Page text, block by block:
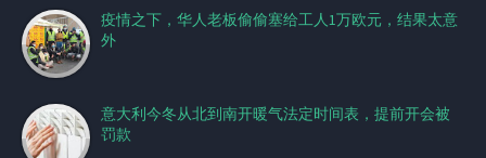
疫情之下，华人老板偷偷塞给工人1万欧元，结果太意
外
意大利今冬从北到南开暖气法定时间表，提前开会被
罚款